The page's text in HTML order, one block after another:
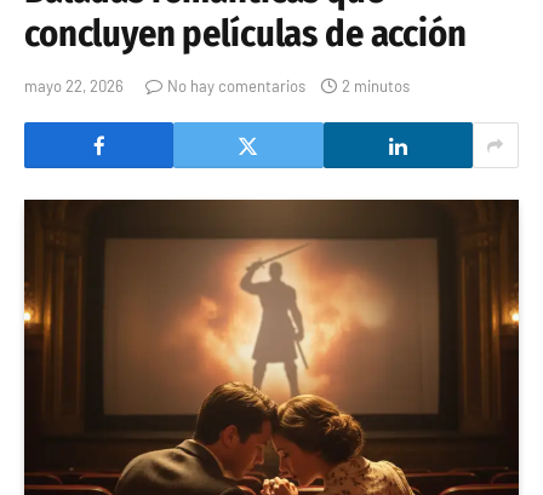
concluyen películas de acción
mayo 22, 2026 No hay comentarios 2 minutos